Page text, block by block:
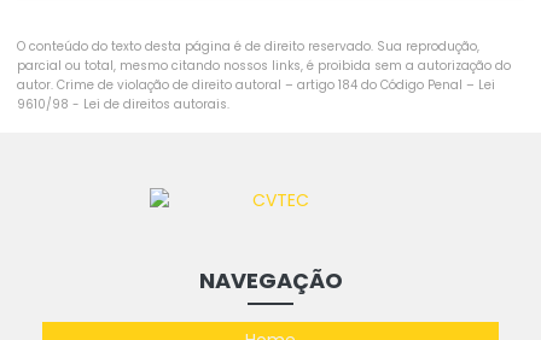
O conteúdo do texto desta página é de direito reservado. Sua reprodução,
parcial ou total, mesmo citando nossos links, é proibida sem a autorização do
autor. Crime de violação de direito autoral – artigo 184 do Código Penal – Lei
9610/98 - Lei de direitos autorais.
NAVEGAÇÃO